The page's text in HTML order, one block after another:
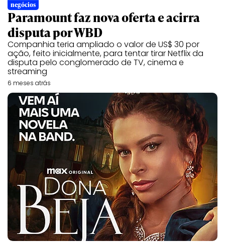
negócios
Paramount faz nova oferta e acirra
disputa por WBD
Companhia teria ampliado o valor de US$ 30 por
ação, feito inicialmente, para tentar tirar Netflix da
disputa pelo conglomerado de TV, cinema e
streaming
6 meses atrás